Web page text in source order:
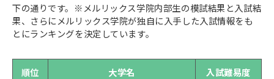
下の通りです。※メルリックス学院内部生の模試結果と入試結
果、さらにメルリックス学院が独自に入手した入試情報をも
とにランキングを決定しています。
順位 大学名
入試難易度